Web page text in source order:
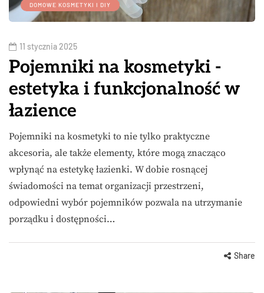
DOMOWE KOSMETYKI I DIY
11 stycznia 2025
Pojemniki na kosmetyki -
estetyka i funkcjonalność w
łazience
Pojemniki na kosmetyki to nie tylko praktyczne
akcesoria, ale także elementy, które mogą znacząco
wpłynąć na estetykę łazienki. W dobie rosnącej
świadomości na temat organizacji przestrzeni,
odpowiedni wybór pojemników pozwala na utrzymanie
porządku i dostępności…
Share